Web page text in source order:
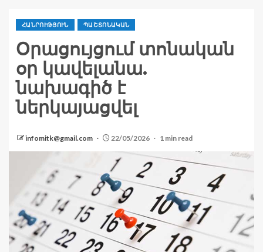
ՀԱՆՐՈՒԹՅՈՒՆ ՊԱՇՏՈՆԱԿԱՆ
Օրացույցում տոնական
օր կավելանա.
նախագիծ է
ներկայացվել
infomitk@gmail.com 22/05/2026 1 min read